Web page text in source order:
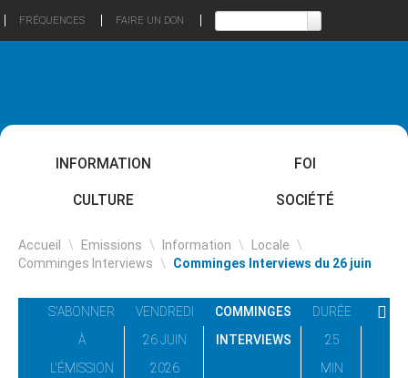
FRÉQUENCES FAIRE UN DON
INFORMATION FOI
CULTURE SOCIÉTÉ
Accueil \ Emissions \ Information \ Locale \
Comminges Interviews \ Comminges Interviews du 26 juin
S'ABONNER
À
L'ÉMISSION
VENDREDI
26 JUIN
2026
COMMINGES
INTERVIEWS
DURÉE
25
MIN